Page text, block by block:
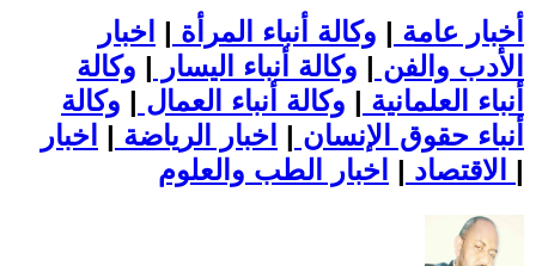
أخبار عامة | وكالة أنباء المرأة | اخبار
الأدب والفن | وكالة أنباء اليسار | وكالة
أنباء العلمانية | وكالة أنباء العمال | وكالة
أنباء حقوق الإنسان | اخبار الرياضة | اخبار
الاقتصاد | |